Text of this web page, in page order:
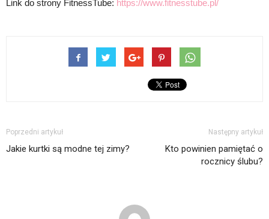
Link do strony FitnessTube: https://www.fitnesstube.pl/
Poprzedni artykuł
Jakie kurtki są modne tej zimy?
Następny artykuł
Kto powinien pamiętać o
rocznicy ślubu?